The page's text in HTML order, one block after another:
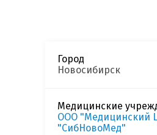
Город
Новосибирск
Медицинские
ООО "Медицинский
"СибНовоМед"